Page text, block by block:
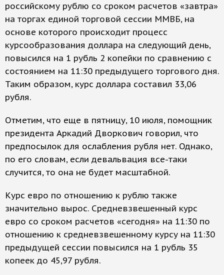
российскому рублю со сроком расчетов «завтра»
на торгах единой торговой сессии ММВБ, на
основе которого происходит процесс
курсообразования доллара на следующий день,
повысился на 1 рубль 2 копейки по сравнению с
состоянием на 11:30 предыдущего торгового дня.
Таким образом, курс доллара составил 33,06
рубля.
Отметим, что еще в пятницу, 10 июля, помощник
президента Аркадий Дворкович говорил, что
предпосылок для ослабления рубля нет. Однако,
по его словам, если девальвация все-таки
случится, то она не будет масштабной.
Курс евро по отношению к рублю также
значительно вырос. Средневзвешенный курс
евро со сроком расчетов «сегодня» на 11:30 по
отношению к средневзвешенному курсу на 11:30
предыдущей сессии повысился на 1 рубль 35
копеек до 45,97 рубля.